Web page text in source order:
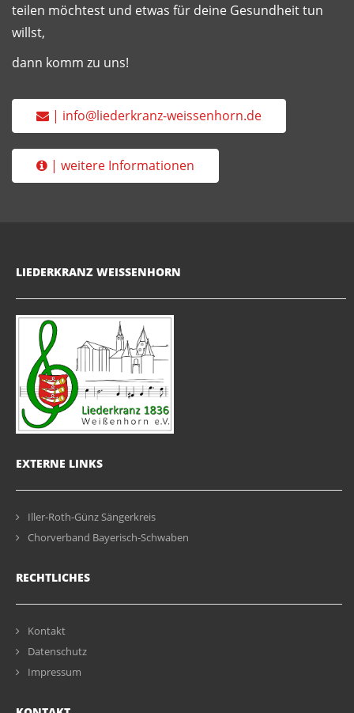
teilen möchtest und etwas für deine Gesundheit tun
willst,
dann komm zu uns!
| info@liederkranz-weissenhorn.de
| weitere Informationen
LIEDERKRANZ WEISSENHORN
EXTERNE LINKS
Iller-Roth-Günz Sängerkreis
Chorverband Bayerisch-Schwaben
RECHTLICHES
Kontakt
Datenschutz
Impressum